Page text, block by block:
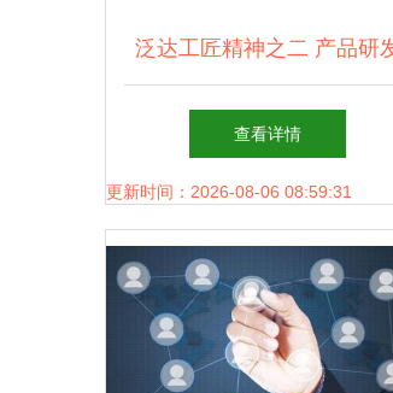
泛达工匠精神之二 产品研
查看详情
更新时间：2026-08-06 08:59:31